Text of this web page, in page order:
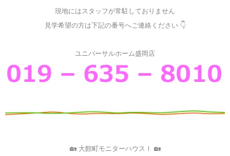
現地にはスタッフが常駐しておりません
見学希望の方は下記の番号へご連絡ください 👇
ユニバーサルホーム盛岡店
🏡 大館町モニターハウスⅠ 🏡